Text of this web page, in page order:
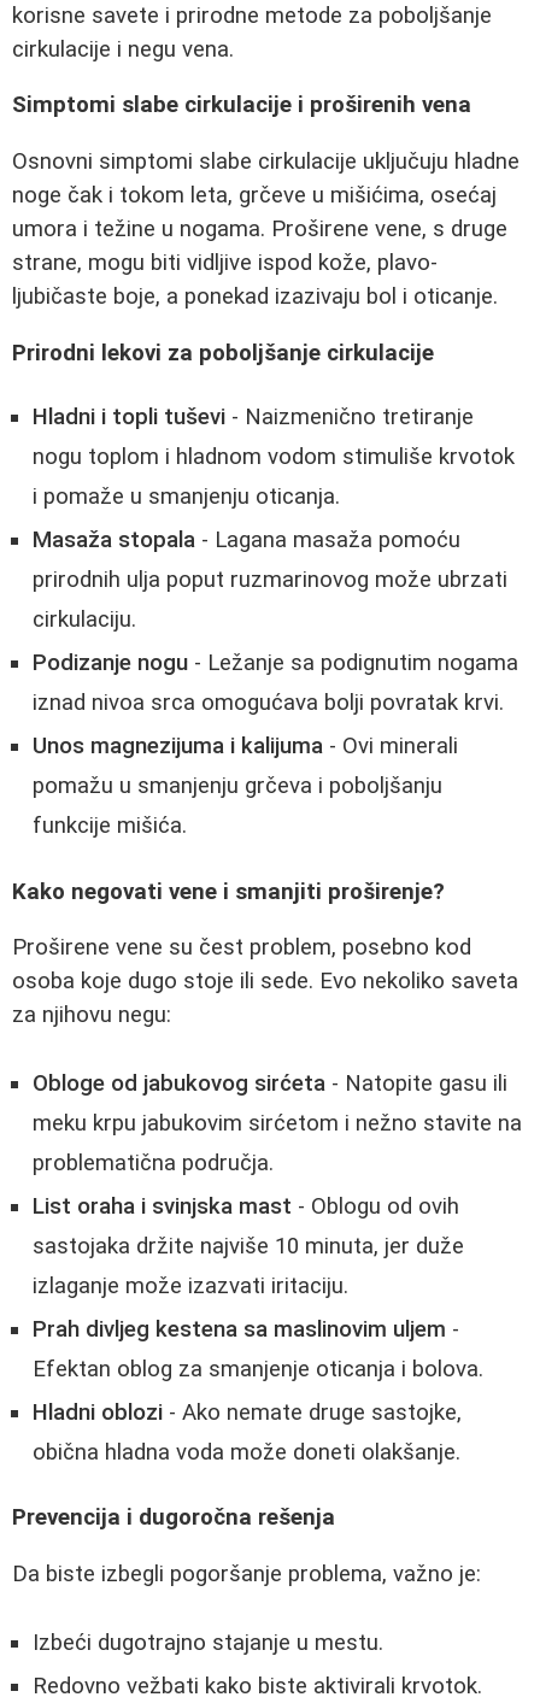
korisne savete i prirodne metode za poboljšanje
cirkulacije i negu vena.
Simptomi slabe cirkulacije i proširenih vena
Osnovni simptomi slabe cirkulacije uključuju hladne
noge čak i tokom leta, grčeve u mišićima, osećaj
umora i težine u nogama. Proširene vene, s druge
strane, mogu biti vidljive ispod kože, plavo-
ljubičaste boje, a ponekad izazivaju bol i oticanje.
Prirodni lekovi za poboljšanje cirkulacije
Hladni i topli tuševi - Naizmenično tretiranje
nogu toplom i hladnom vodom stimuliše krvotok
i pomaže u smanjenju oticanja.
Masaža stopala - Lagana masaža pomoću
prirodnih ulja poput ruzmarinovog može ubrzati
cirkulaciju.
Podizanje nogu - Ležanje sa podignutim nogama
iznad nivoa srca omogućava bolji povratak krvi.
Unos magnezijuma i kalijuma - Ovi minerali
pomažu u smanjenju grčeva i poboljšanju
funkcije mišića.
Kako negovati vene i smanjiti proširenje?
Proširene vene su čest problem, posebno kod
osoba koje dugo stoje ili sede. Evo nekoliko saveta
za njihovu negu:
Obloge od jabukovog sirćeta - Natopite gasu ili
meku krpu jabukovim sirćetom i nežno stavite na
problematična područja.
List oraha i svinjska mast - Oblogu od ovih
sastojaka držite najviše 10 minuta, jer duže
izlaganje može izazvati iritaciju.
Prah divljeg kestena sa maslinovim uljem -
Efektan oblog za smanjenje oticanja i bolova.
Hladni oblozi - Ako nemate druge sastojke,
obična hladna voda može doneti olakšanje.
Prevencija i dugoročna rešenja
Da biste izbegli pogoršanje problema, važno je:
Izbeći dugotrajno stajanje u mestu.
Redovno vežbati kako biste aktivirali krvotok.